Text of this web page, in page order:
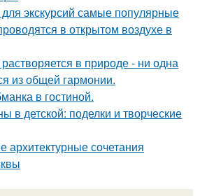
экскурсий самые популярные
в открытом воздухе в
в природе - ни одна
из общей гармонии.
в гостиной.
в детской: поделки и творческие
архитектурные сочетания